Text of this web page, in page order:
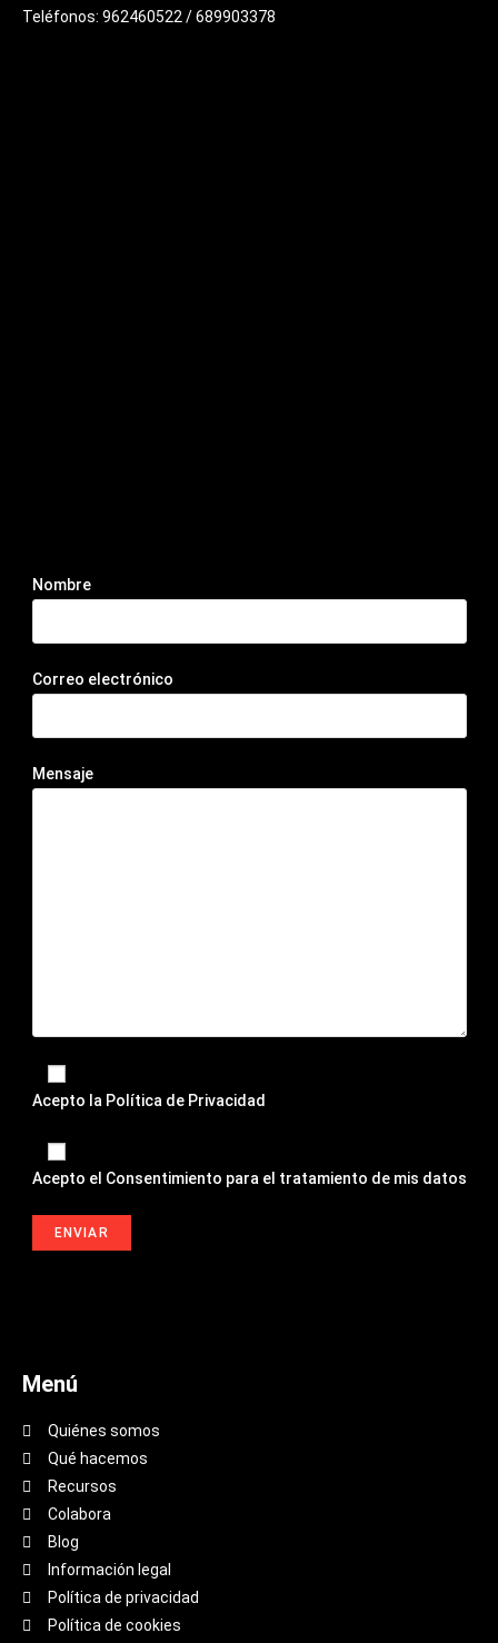
Teléfonos: 962460522 / 689903378
Nombre
Correo electrónico
Mensaje
Acepto la Política de Privacidad
Acepto el Consentimiento para el tratamiento de mis datos
Menú
Quiénes somos
Qué hacemos
Recursos
Colabora
Blog
Información legal
Política de privacidad
Política de cookies